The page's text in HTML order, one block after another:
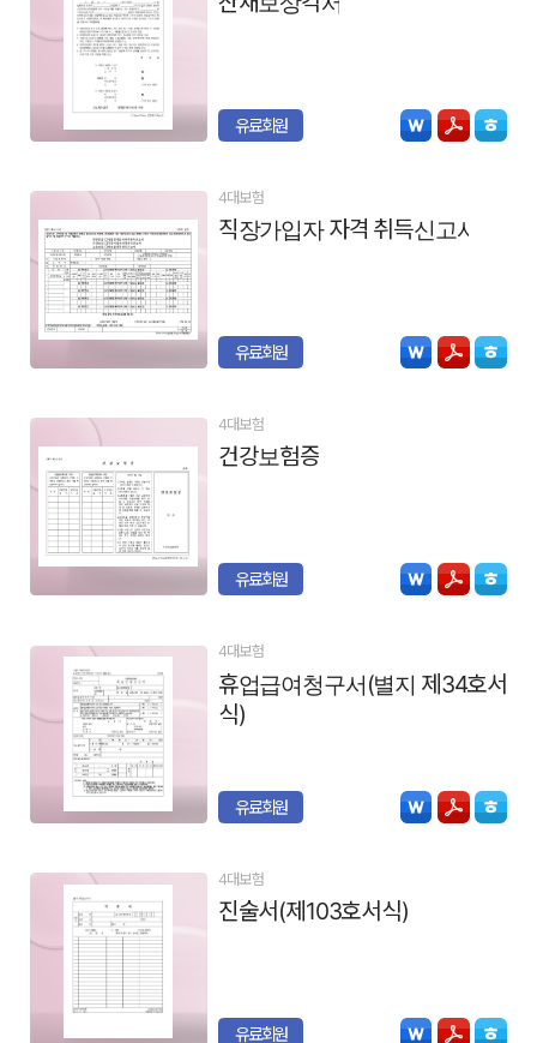
유료회원
4대보험
직장가입자 자격 취득신고서
유료회원
4대보험
건강보험증
유료회원
4대보험
휴업급여청구서(별지 제34호서
식)
유료회원
4대보험
진술서(제103호서식)
유료회원